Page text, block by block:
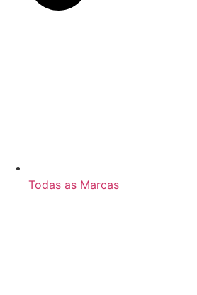
Todas as Marcas